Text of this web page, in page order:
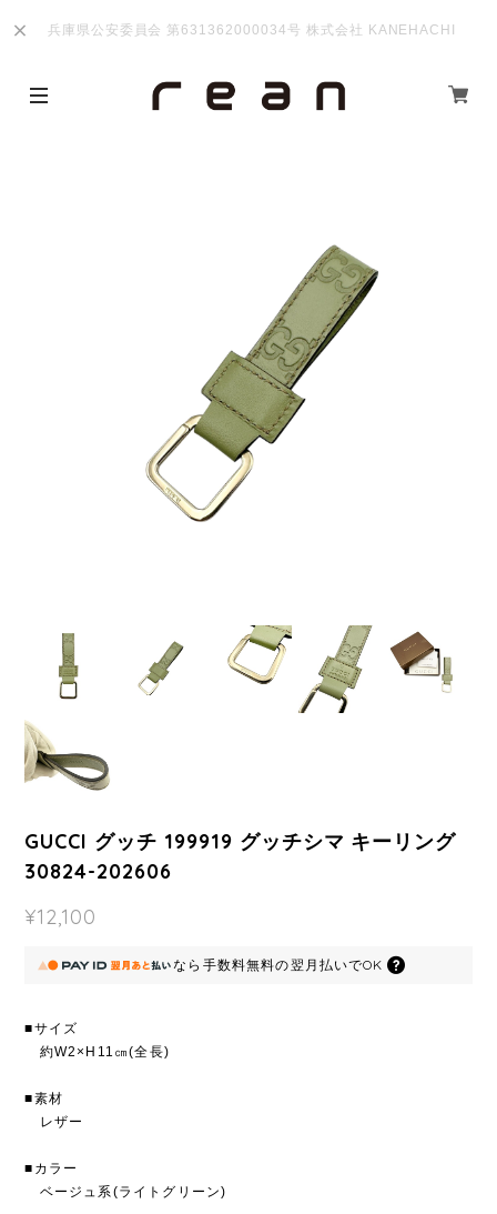
兵庫県公安委員会 第631362000034号 株式会社 KANEHACHI
GUCCI グッチ 199919 グッチシマ キーリング
30824-202606
¥12,100
なら 手数料無料の翌月払いでOK
■サイズ
約W2×H11㎝(全長)
■素材
レザー
■カラー
ベージュ系(ライトグリーン)